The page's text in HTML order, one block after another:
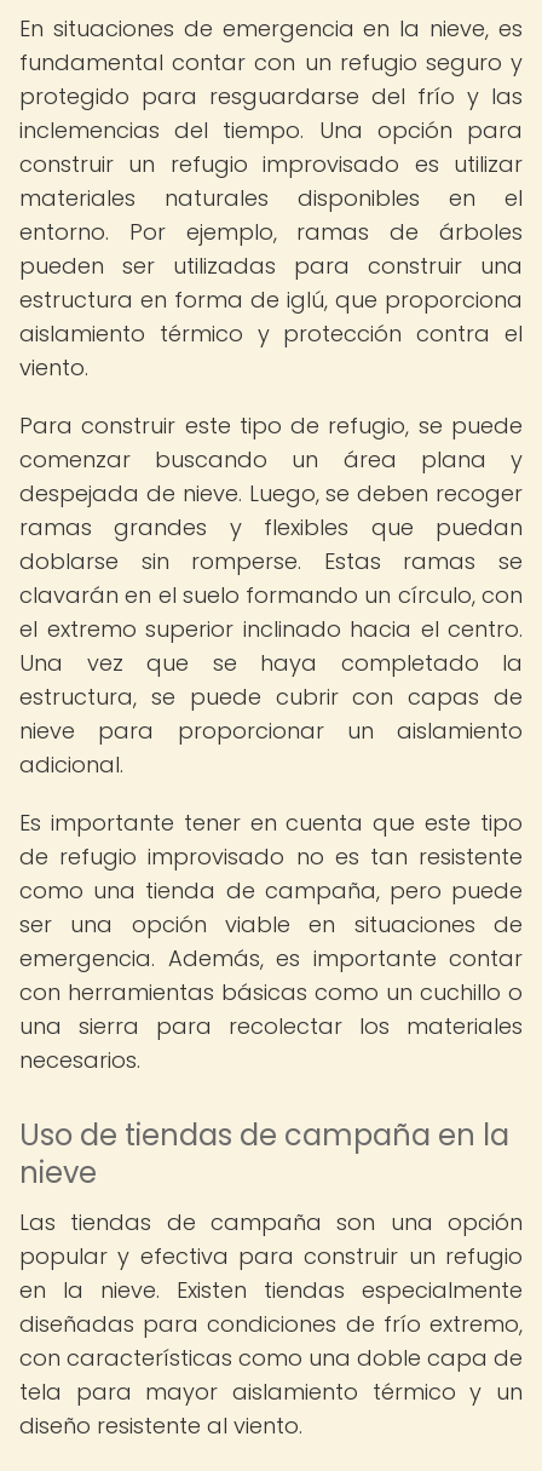
En situaciones de emergencia en la nieve, es
fundamental contar con un refugio seguro y
protegido para resguardarse del frío y las
inclemencias del tiempo. Una opción para
construir un refugio improvisado es utilizar
materiales naturales disponibles en el
entorno. Por ejemplo, ramas de árboles
pueden ser utilizadas para construir una
estructura en forma de iglú, que proporciona
aislamiento térmico y protección contra el
viento.
Para construir este tipo de refugio, se puede
comenzar buscando un área plana y
despejada de nieve. Luego, se deben recoger
ramas grandes y flexibles que puedan
doblarse sin romperse. Estas ramas se
clavarán en el suelo formando un círculo, con
el extremo superior inclinado hacia el centro.
Una vez que se haya completado la
estructura, se puede cubrir con capas de
nieve para proporcionar un aislamiento
adicional.
Es importante tener en cuenta que este tipo
de refugio improvisado no es tan resistente
como una tienda de campaña, pero puede
ser una opción viable en situaciones de
emergencia. Además, es importante contar
con herramientas básicas como un cuchillo o
una sierra para recolectar los materiales
necesarios.
Uso de tiendas de campaña en la
nieve
Las tiendas de campaña son una opción
popular y efectiva para construir un refugio
en la nieve. Existen tiendas especialmente
diseñadas para condiciones de frío extremo,
con características como una doble capa de
tela para mayor aislamiento térmico y un
diseño resistente al viento.